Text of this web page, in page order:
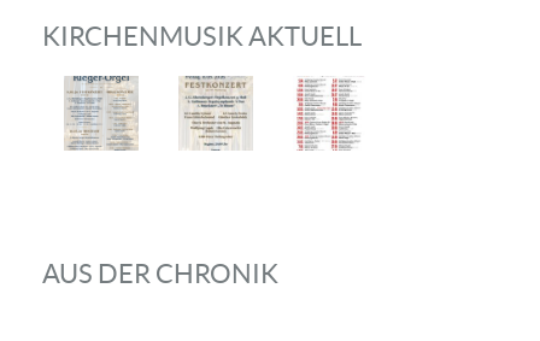
KIRCHENMUSIK AKTUELL
AUS DER CHRONIK